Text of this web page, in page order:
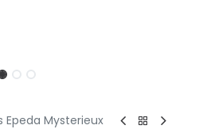
Epeda Mysterieux